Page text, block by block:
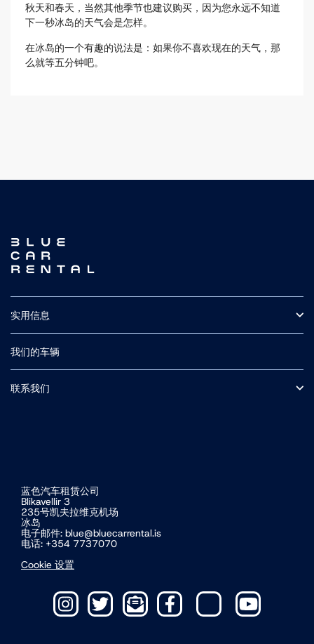
秋天和春天，当然其他季节也建议购买，因为您永远不知道
下一秒冰岛的天气会是怎样。
在冰岛的一个有趣的说法是：如果你不喜欢现在的天气，那
么就等五分钟吧。
实用信息
保险
F路段（中央高地山路）
冰岛自驾
附加可选服务
接送
我们的车辆
中型 SUV
联系我们
蓝色汽车租赁公司
Blikavellir 3
235号凯夫拉维克机场
冰岛
电子邮件: blue@bluecarrental.is
电话: +354 7737070
Cookie 设置